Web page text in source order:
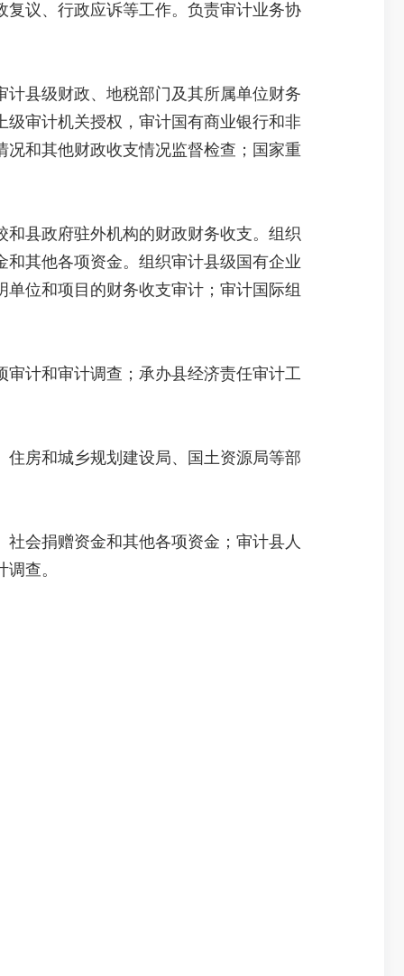
议、行政应诉等工作。负责审计业务协
县级财政、地税部门及其所属单位财务
审计机关授权，审计国有商业银行和非
和其他财政收支情况监督检查；国家重
县政府驻外机构的财政财务收支。组织
其他各项资金。组织审计县级国有企业
位和项目的财务收支审计；审计国际组
计和审计调查；承办县经济责任审计工
房和城乡规划建设局、国土资源局等部
会捐赠资金和其他各项资金；审计县人
查。